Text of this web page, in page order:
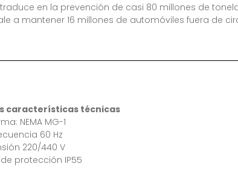
en la prevención de casi 80 millones de
a mantener 16 millones de automóviles fuera de
características técnicas
NEMA MG-1
60 Hz
220/440 V
protección IP55